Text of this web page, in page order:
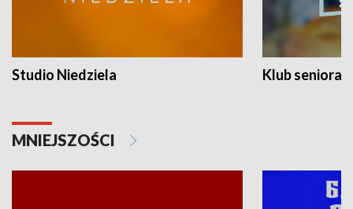
Studio Niedziela Klub seniora
MNIEJSZOŚCI